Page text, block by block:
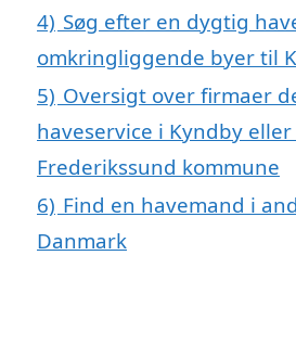
4) Søg efter en dygtig
omkringliggende byer til
5) Oversigt over firmaer
haveservice i Kyndby
Frederikssund kommune
6) Find en havemand i
Danmark